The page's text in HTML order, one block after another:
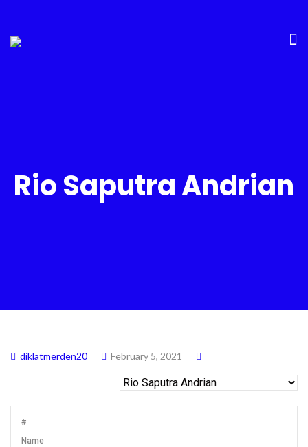
Rio Saputra Andrian
diklatmerden20 February 5, 2021
#
Name